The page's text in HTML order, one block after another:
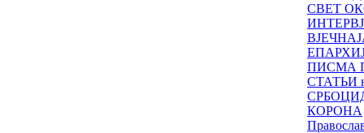
СВЕТ
ПИСМА
СТАТЬИ
КОРОНА